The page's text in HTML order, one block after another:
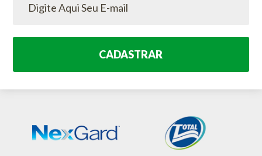
CADASTRAR